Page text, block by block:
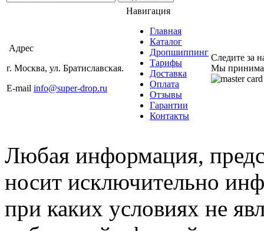
Адрес
г. Москва, ул. Братиславская.
E-mail info@super-drop.ru
Навигация
Главная
Каталог
Дропшиппинг
Тарифы
Доставка
Оплата
Отзывы
Гарантии
Контакты
Следите за
Мы
Любая информация,
носит исключительно
при каких условиях не